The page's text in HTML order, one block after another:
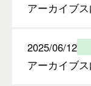
アーカイブ
2025/06/12
アーカイブ